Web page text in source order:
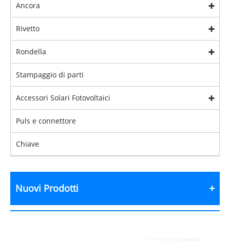
Ancora
Rivetto
Rondella
Stampaggio di parti
Accessori Solari Fotovoltaici
Puls e connettore
Chiave
Nuovi Prodotti